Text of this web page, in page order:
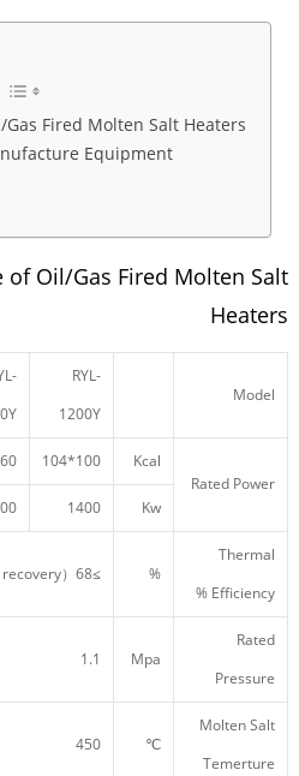
Fired Molten Salt Heaters
Equipment
of Oil/Gas Fired Molten Salt
Heaters
Model
RYL-
1200Y
Rated Power
Kcal
100*104
Kw
1400
Thermal
Efficiency %
%
≥68（not include waste heat recovery)
Rated
Pressure
Mpa
1.1
Molten Salt
Temerture
℃
450